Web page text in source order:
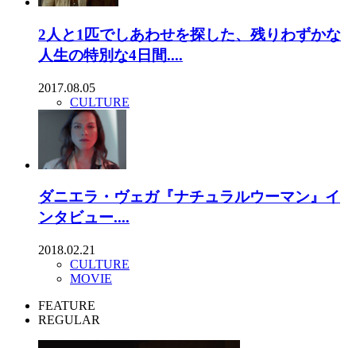
2人と1匹でしあわせを探した、残りわずかな
人生の特別な4日間....
2017.08.05
CULTURE
ダニエラ・ヴェガ『ナチュラルウーマン』イ
ンタビュー....
2018.02.21
CULTURE
MOVIE
FEATURE
REGULAR